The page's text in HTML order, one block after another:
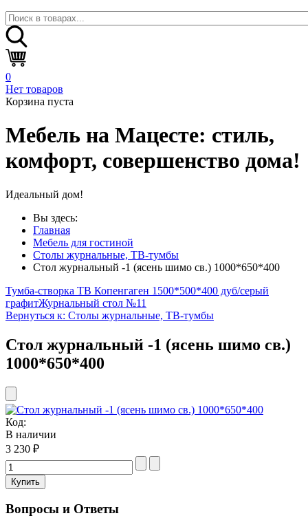
0
Нет товаров
Корзина пуста
Мебель на Мацесте: стиль,
комфорт, совершенство дома!
Идеальный дом!
Вы здесь:
Главная
Мебель для гостиной
Столы журнальные, ТВ-тумбы
Стол журнальный -1 (ясень шимо св.) 1000*650*400
Тумба-створка ТВ Копенгаген 1500*500*400 дуб/серый
графитЖурнальный стол №11
Вернуться к: Столы журнальные, ТВ-тумбы
Стол журнальный -1 (ясень шимо св.)
1000*650*400
Код:
В наличии
3 230 ₽
Вопросы и Ответы